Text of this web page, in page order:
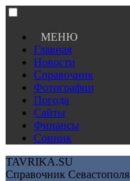
МЕНЮ
Главная
Новости
Справочник
Фотографии
Погода
Сайты
Финансы
Сонник
TAVRIKA.SU
Справочник Севастополя